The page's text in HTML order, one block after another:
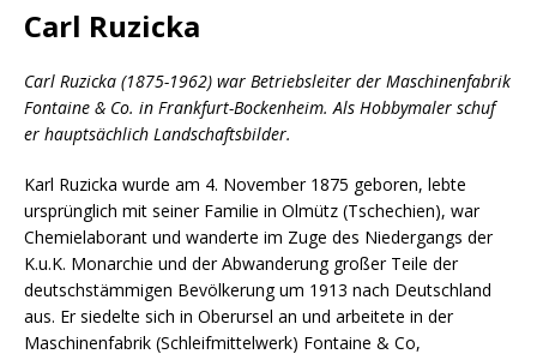
Carl Ruzicka
Carl Ruzicka (1875-1962) war Betriebsleiter der Maschinenfabrik
Fontaine & Co. in Frankfurt-Bockenheim. Als Hobbymaler schuf
er hauptsächlich Landschaftsbilder.
Karl Ruzicka wurde am 4. November 1875 geboren, lebte
ursprünglich mit seiner Familie in Olmütz (Tschechien), war
Chemielaborant und wanderte im Zuge des Niedergangs der
K.u.K. Monarchie und der Abwanderung großer Teile der
deutschstämmigen Bevölkerung um 1913 nach Deutschland
aus. Er siedelte sich in Oberursel an und arbeitete in der
Maschinenfabrik (Schleifmittelwerk) Fontaine & Co,